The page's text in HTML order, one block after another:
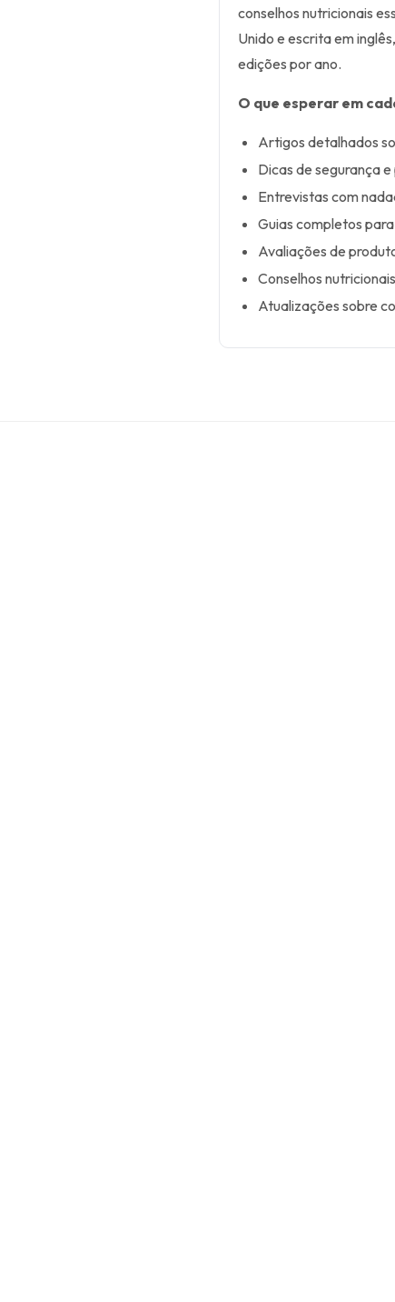
conselhos nutricionais
Unido e escrita em
edições por ano.
O que esperar em
Artigos detalhados
Dicas de segurança
Entrevistas com
Guias completos
Avaliações de
Conselhos
Atualizações sobre